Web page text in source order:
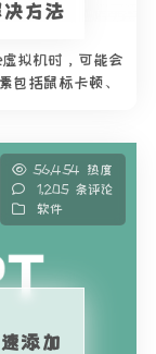
方法
拟机时，可能会
包括鼠标卡顿、
56,454 热度
1,205 条评论
软件
添加